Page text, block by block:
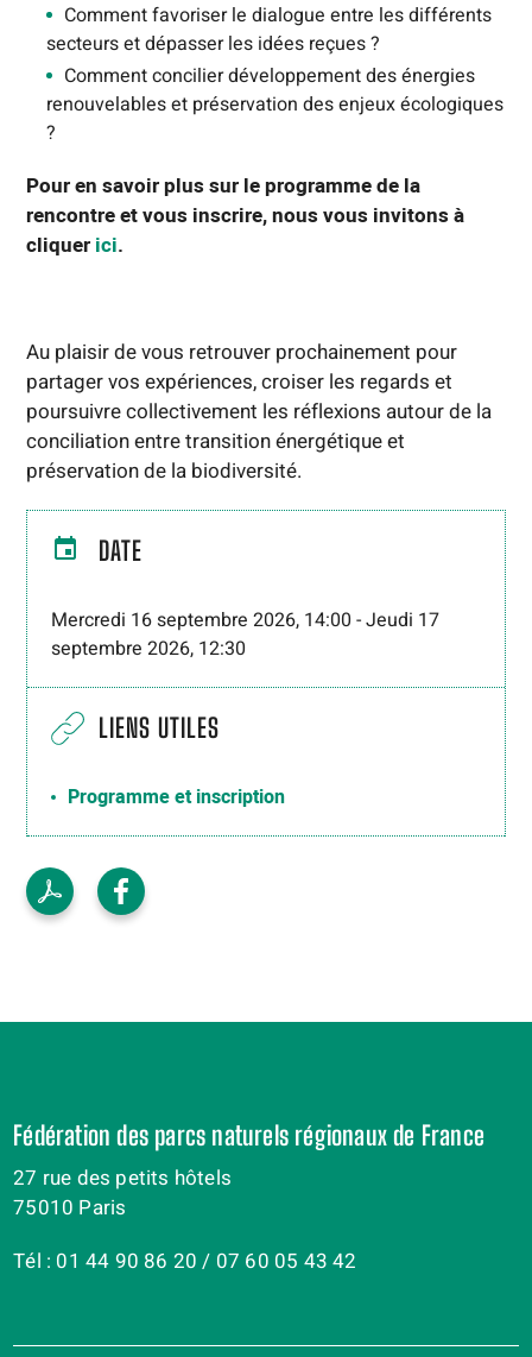
Comment favoriser le dialogue entre les différents
secteurs et dépasser les idées reçues ?
Comment concilier développement des énergies
renouvelables et préservation des enjeux écologiques
?
Pour en savoir plus sur le programme de la
rencontre et vous inscrire, nous vous invitons à
cliquer ici.
Au plaisir de vous retrouver prochainement pour
partager vos expériences, croiser les regards et
poursuivre collectivement les réflexions autour de la
conciliation entre transition énergétique et
préservation de la biodiversité.
DATE
Mercredi 16 septembre 2026, 14:00 -Jeudi 17
septembre 2026, 12:30
LIENS UTILES
Programme et inscription
Fédération des parcs naturels régionaux de France
27 rue des petits hôtels
75010 Paris
Tél : 01 44 90 86 20 / 07 60 05 43 42